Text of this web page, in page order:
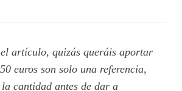
artículo, quizás queráis aportar
euros son solo una referencia,
cantidad antes de dar a